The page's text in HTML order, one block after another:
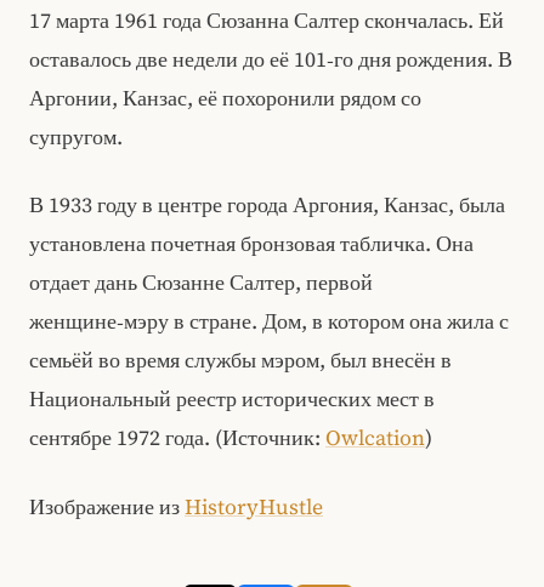
17 марта 1961 года Сюзанна Салтер скончалась. Ей
оставалось две недели до её 101‑го дня рождения. В
Аргонии, Канзас, её похоронили рядом со
супругом.
В 1933 году в центре города Аргония, Канзас, была
установлена почетная бронзовая табличка. Она
отдает дань Сюзанне Салтер, первой
женщине‑мэру в стране. Дом, в котором она жила с
семьёй во время службы мэром, был внесён в
Национальный реестр исторических мест в
сентябре 1972 года. (Источник: Owlcation)
Изображение изHistoryHustle